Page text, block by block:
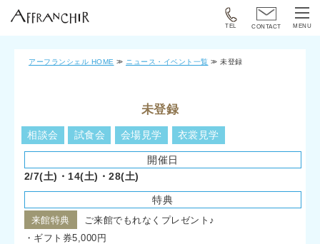
MENU
CONTACT
TEL
アーフランシェル HOME ニュース・イベント一覧 未登録
未登録
相談会 試食会 会場見学 衣裳見学
開催日
2/7(土)・14(土)・28(土)
特典
来館特典
ご来館でもれなくプレゼント♪
・ギフト券5,000円